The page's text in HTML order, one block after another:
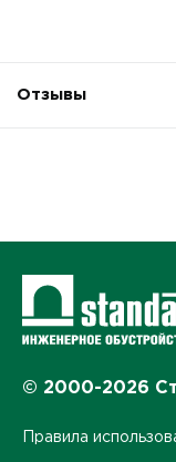
Отзывы
© 2000-2026
Правила